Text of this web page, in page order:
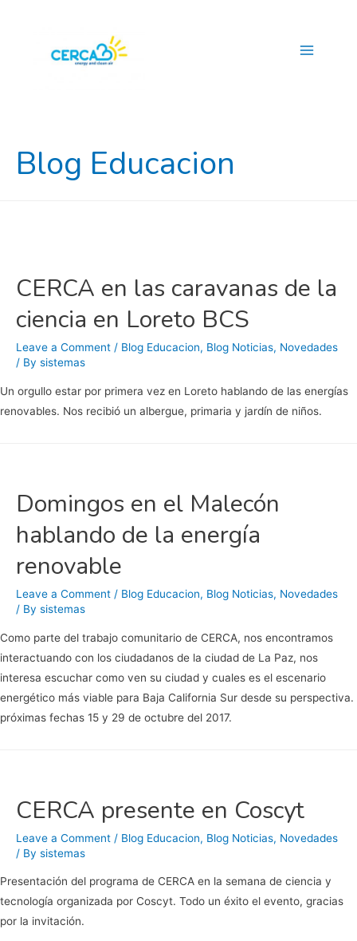
Blog Educacion
CERCA en las caravanas de la
ciencia en Loreto BCS
Leave a Comment / Blog Educacion, Blog Noticias, Novedades
/ By sistemas
Un orgullo estar por primera vez en Loreto hablando de las energías
renovables. Nos recibió un albergue, primaria y jardín de niños.
Domingos en el Malecón
hablando de la energía
renovable
Leave a Comment / Blog Educacion, Blog Noticias, Novedades
/ By sistemas
Como parte del trabajo comunitario de CERCA, nos encontramos
interactuando con los ciudadanos de la ciudad de La Paz, nos
interesa escuchar como ven su ciudad y cuales es el escenario
energético más viable para Baja California Sur desde su perspectiva.
próximas fechas 15 y 29 de octubre del 2017.
CERCA presente en Coscyt
Leave a Comment / Blog Educacion, Blog Noticias, Novedades
/ By sistemas
Presentación del programa de CERCA en la semana de ciencia y
tecnología organizada por Coscyt. Todo un éxito el evento, gracias
por la invitación.